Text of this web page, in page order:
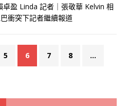
盈 Linda 記者｜張敬華 Kelvin 相
衝突下記者繼續報道
5 6 7 8 ...